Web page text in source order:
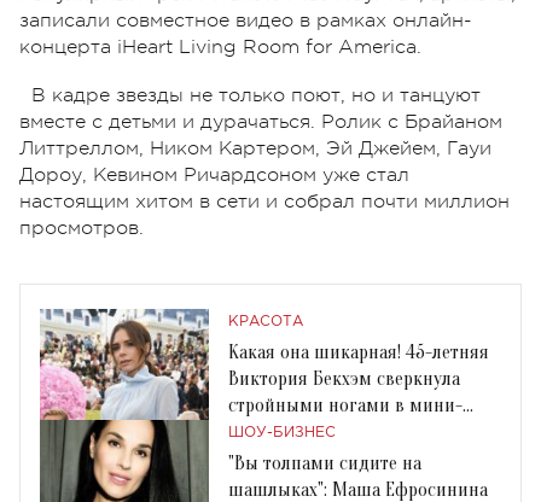
записали совместное видео в рамках онлайн-
концерта iHeart Living Room for America.
В кадре звезды не только поют, но и танцуют
вместе с детьми и дурачаться. Ролик с Брайаном
Литтреллом, Ником Картером, Эй Джейем, Гауи
Дороу, Кевином Ричардсоном уже стал
настоящим хитом в сети и собрал почти миллион
просмотров.
КРАСОТА
Какая она шикарная! 45-летняя
Виктория Бекхэм сверкнула
стройными ногами в мини-
платье
ШОУ-БИЗНЕС
"Вы толпами сидите на
шашлыках": Маша Ефросинина